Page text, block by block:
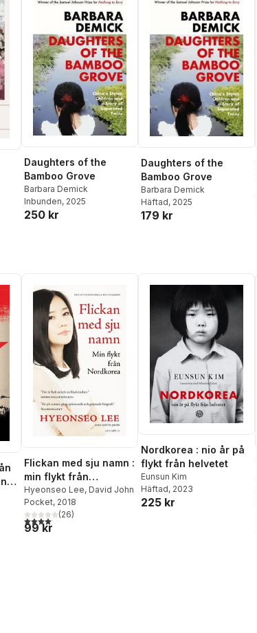
Daughters of the
Bamboo Grove
Barbara Demick
Inbunden, 2025
250 kr
Daughters of the
Bamboo Grove
Barbara Demick
Häftad, 2025
179 kr
antal röster:
Flickan med sju namn :
min flykt från
Nordkorea
Hyeonseo Lee, David John
Pocket, 2018
4,1utav 5 stjärnor. Totalt antal röster:
(26)
99 kr
Nordkorea : nio år på
flykt från helvetet
Eunsun Kim
Häftad, 2023
225 kr